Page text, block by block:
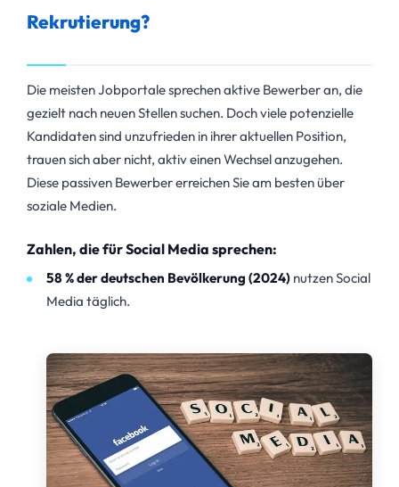
Rekrutierung?
Die meisten Jobportale sprechen aktive Bewerber an, die
gezielt nach neuen Stellen suchen. Doch viele potenzielle
Kandidaten sind unzufrieden in ihrer aktuellen Position,
trauen sich aber nicht, aktiv einen Wechsel anzugehen.
Diese passiven Bewerber erreichen Sie am besten über
soziale Medien.
Zahlen, die für Social Media sprechen:
58 % der deutschen Bevölkerung (2024) nutzen Social
Media täglich.